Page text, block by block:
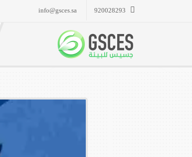
920028293
info@gsces.sa